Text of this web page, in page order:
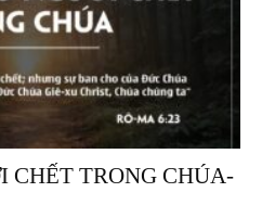
CHẾT TRONG CHÚA-